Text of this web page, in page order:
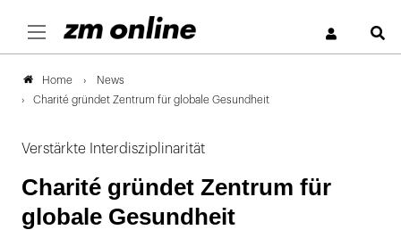
Home
News
Charité gründet Zentrum für globale Gesundheit
Verstärkte Interdisziplinarität
Charité gründet Zentrum für
globale Gesundheit